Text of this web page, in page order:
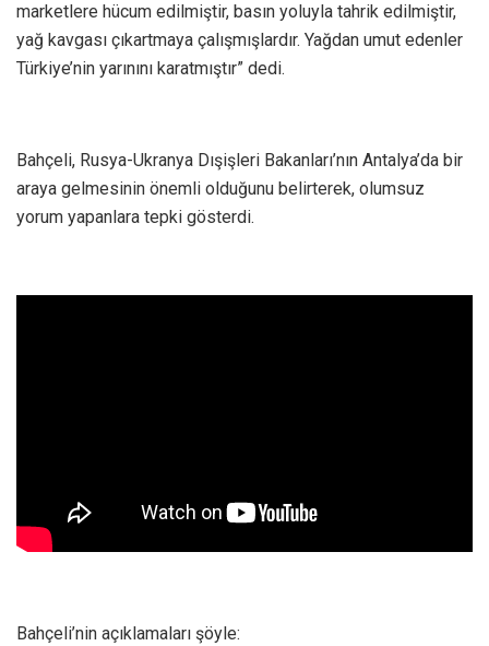
marketlere hücum edilmiştir, basın yoluyla tahrik edilmiştir,
yağ kavgası çıkartmaya çalışmışlardır. Yağdan umut edenler
Türkiye’nin yarınını karatmıştır” dedi.
Bahçeli, Rusya-Ukranya Dışişleri Bakanları’nın Antalya’da bir
araya gelmesinin önemli olduğunu belirterek, olumsuz
yorum yapanlara tepki gösterdi.
Bahçeli’nin açıklamaları şöyle: